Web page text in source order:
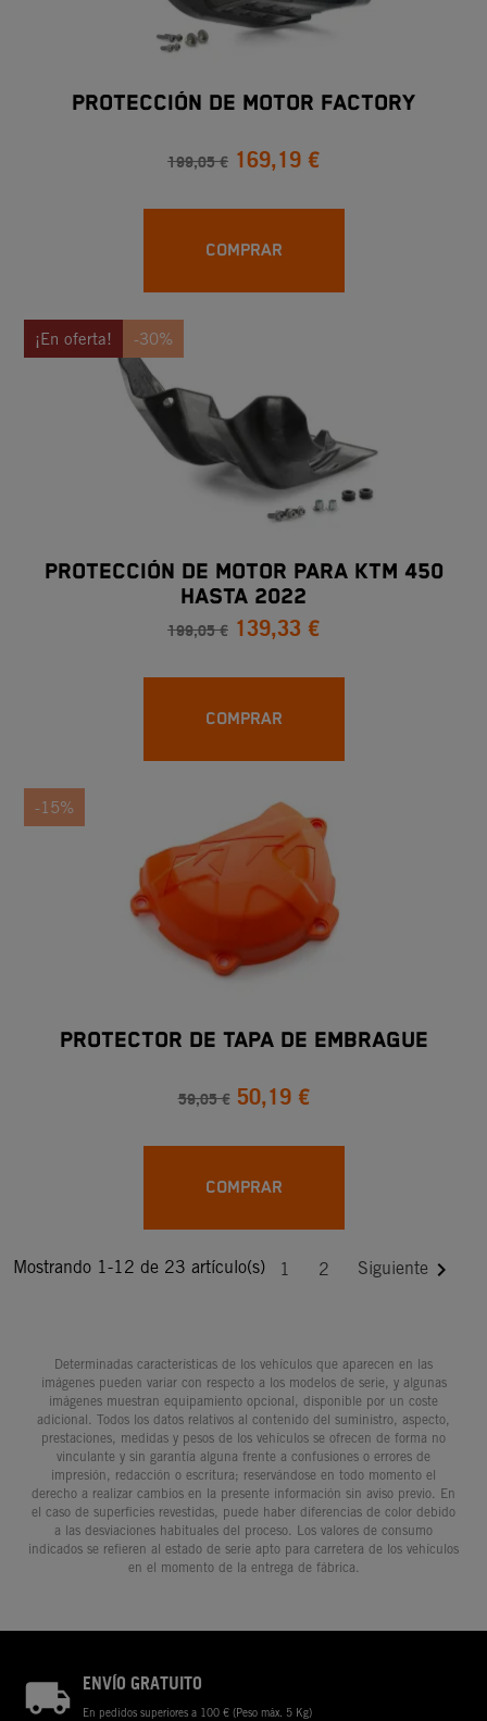
PROTECCIÓN DE MOTOR FACTORY
199,05 € 169,19 €
COMPRAR
¡En oferta! -30%
PROTECCIÓN DE MOTOR PARA KTM 450
HASTA 2022
199,05 € 139,33 €
COMPRAR
-15%
PROTECTOR DE TAPA DE EMBRAGUE
59,05 € 50,19 €
COMPRAR
Mostrando 1-12 de 23 artículo(s) 1 2 Siguiente 
Determinadas características de los vehículos que aparecen en las
imágenes pueden variar con respecto a los modelos de serie, y algunas
imágenes muestran equipamiento opcional, disponible por un coste
adicional. Todos los datos relativos al contenido del suministro, aspecto,
prestaciones, medidas y pesos de los vehículos se ofrecen de forma no
vinculante y sin garantía alguna frente a confusiones o errores de
impresión, redacción o escritura; reservándose en todo momento el
derecho a realizar cambios en la presente información sin aviso previo. En
el caso de superficies revestidas, puede haber diferencias de color debido
a las desviaciones habituales del proceso. Los valores de consumo
indicados se refieren al estado de serie apto para carretera de los vehículos
en el momento de la entrega de fábrica.
ENVÍO GRATUITO
En pedidos superiores a 100 € (Peso máx. 5 Kg)